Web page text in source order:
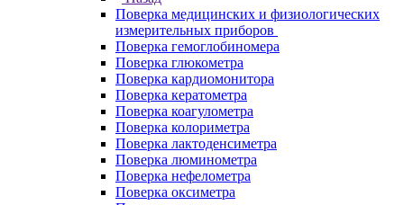
Поверка медицинских и физиологических
измерительных приборов
Поверка гемоглобиномера
Поверка глюкометра
Поверка кардиомонитора
Поверка кератометра
Поверка коагулометра
Поверка колориметра
Поверка лактоденсиметра
Поверка люминометра
Поверка нефелометра
Поверка оксиметра